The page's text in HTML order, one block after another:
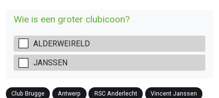
Wie is een groter clubicoon?
ALDERWEIRELD
JANSSEN
Club Brugge Antwerp RSC Anderlecht Vincent Janssen